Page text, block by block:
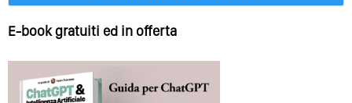
E-book gratuiti ed in offerta